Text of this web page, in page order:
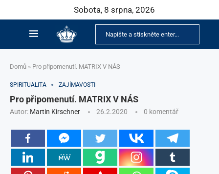
Sobota, 8 srpna, 2026
Domů » Pro připomenutí. MATRIX V NÁS
SPIRITUALITA ZAJÍMAVOSTI
Pro připomenutí. MATRIX V NÁS
Autor: Martin Kirschner 26.2.2020 0 komentář